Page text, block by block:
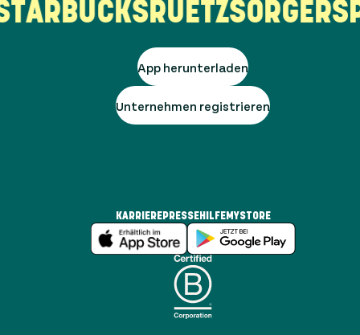
RUETZSORGER
App herunterladen
Unternehmen registrieren
KARRIEREPRESSEHILFEMYSTORE